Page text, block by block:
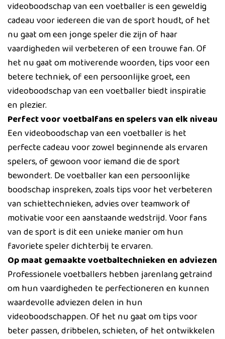
videoboodschap van een voetballer is een geweldig
cadeau voor iedereen die van de sport houdt, of het
nu gaat om een jonge speler die zijn of haar
vaardigheden wil verbeteren of een trouwe fan. Of
het nu gaat om motiverende woorden, tips voor een
betere techniek, of een persoonlijke groet, een
videoboodschap van een voetballer biedt inspiratie
en plezier.
Perfect voor voetbalfans en spelers van elk niveau
Een videoboodschap van een voetballer is het
perfecte cadeau voor zowel beginnende als ervaren
spelers, of gewoon voor iemand die de sport
bewondert. De voetballer kan een persoonlijke
boodschap inspreken, zoals tips voor het verbeteren
van schiettechnieken, advies over teamwork of
motivatie voor een aanstaande wedstrijd. Voor fans
van de sport is dit een unieke manier om hun
favoriete speler dichterbij te ervaren.
Op maat gemaakte voetbaltechnieken en adviezen
Professionele voetballers hebben jarenlang getraind
om hun vaardigheden te perfectioneren en kunnen
waardevolle adviezen delen in hun
videoboodschappen. Of het nu gaat om tips voor
beter passen, dribbelen, schieten, of het ontwikkelen